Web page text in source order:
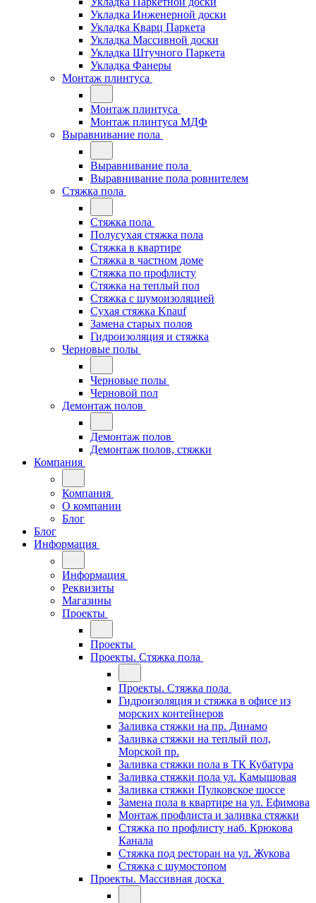
Укладка Инженерной доски
Укладка Кварц Паркета
Укладка Массивной доски
Укладка Штучного Паркета
Укладка Фанеры
Монтаж плинтуса
Монтаж плинтуса
Монтаж плинтуса МДФ
Выравнивание пола
Выравнивание пола
Выравнивание пола ровнителем
Стяжка пола
Стяжка пола
Полусухая стяжка пола
Стяжка в квартире
Стяжка в частном доме
Стяжка по профлисту
Стяжка на теплый пол
Стяжка с шумоизоляцией
Сухая стяжка Knauf
Замена старых полов
Гидроизоляция и стяжка
Черновые полы
Черновые полы
Черновой пол
Демонтаж полов
Демонтаж полов
Демонтаж полов, стяжки
Компания
Компания
О компании
Блог
Блог
Информация
Информация
Реквизиты
Магазины
Проекты
Проекты
Проекты. Стяжка пола
Проекты. Стяжка пола
Гидроизоляция и стяжка в офисе из
морских контейнеров
Заливка стяжки на пр. Динамо
Заливка стяжки на теплый пол,
Морской пр.
Заливка стяжки пола в ТК Кубатура
Заливка стяжки пола ул. Камышовая
Заливка стяжки Пулковское шоссе
Замена пола в квартире на ул. Ефимова
Монтаж профлиста и заливка стяжки
Стяжка по профлисту наб. Крюкова
Канала
Стяжка под ресторан на ул. Жукова
Стяжка с шумостопом
Проекты. Массивная доска